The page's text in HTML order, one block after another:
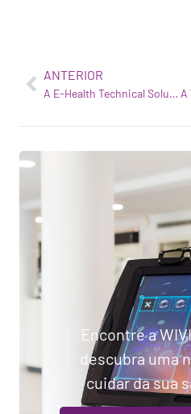
ANTERIOR
A E-Health Technical Solutions apresentará a sua história de sucesso na XPatient Barcelona 2019
Encontre a
descubra uma
cuidar da sua